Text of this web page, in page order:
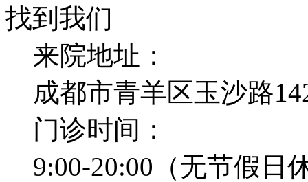
找到我们
来院地址：
成都市青羊区玉沙路
门诊时间：
9:00-20:00（无节假日